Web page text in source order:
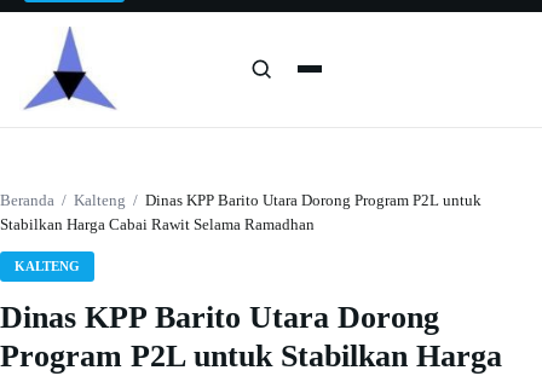
Beranda / Kalteng / Dinas KPP Barito Utara Dorong Program P2L untuk
Stabilkan Harga Cabai Rawit Selama Ramadhan
KALTENG
Dinas KPP Barito Utara Dorong
Program P2L untuk Stabilkan Harga